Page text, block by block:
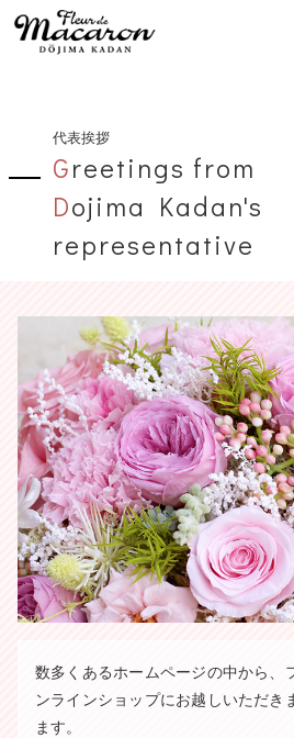
代表挨拶
Greetings from
Dojima Kadan's
representative
数多くあるホームページの中から、
ンラインショップにお越しいただき
ます。